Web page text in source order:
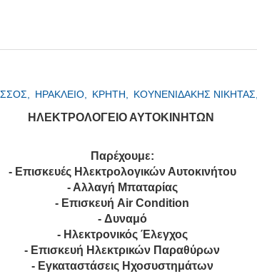
ΗΡΑΚΛΕΙΟ, ΚΡΗΤΗ, ΚΟΥΝΕΝΙΔΑΚΗΣ ΝΙΚΗΤΑΣ,
ΗΛΕΚΤΡΟΛΟΓΕΙΟ ΑΥΤΟΚΙΝΗΤΩΝ
Παρέχουμε:
- Επισκευές Ηλεκτρολογικών Αυτοκινήτου
- Αλλαγή Μπαταρίας
- Επισκευή Air Condition
- Δυναμό
- Ηλεκτρονικός Έλεγχος
- Επισκευή Ηλεκτρικών Παραθύρων
- Εγκαταστάσεις Ηχοσυστημάτων